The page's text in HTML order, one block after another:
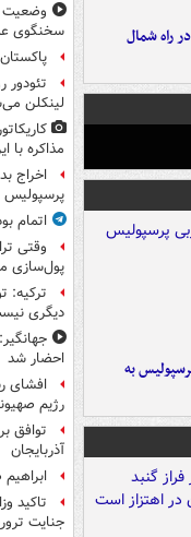
راه شمال
به
وضعیت
سخنگوی
تئودور
لینکلن
مذاکره با
اخراج
پرسپولیس
اتمام
وقتی
پول‌سازی
ترکیه:
دیگری
احضار شد
افشای
رژیم
توافق
آذربایجان
تاکید
جنایت